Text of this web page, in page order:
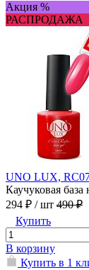
Акция %
РАСПРОДАЖА
UNO LUX, RC07
Каучуковая
294 ₽ / шт 490 ₽
Купить
В корзину
Купить в 1